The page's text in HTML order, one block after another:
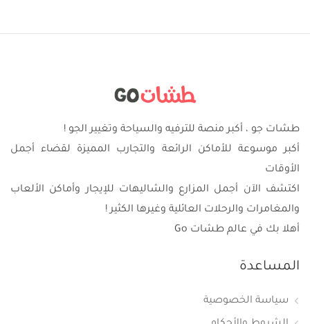
طشات جو ، أكبر منصة للترفيه والسياحة وتغيير الجو !
أكبر موسوعة للأماكن الرائعة والتجارب المميزة لقضاء أجمل
الأوقات
اكتشف الآن أجمل المزارع والشاليهات للإيجار وأماكن الألعاب
والمغامرات والرحلات العائلية وغيرها الكثير !
أهلا بك في عالم طشات Go
المساعدة
سياسة الخصوصية